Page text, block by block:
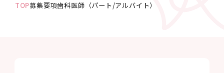
TOP募集要項歯科医師（パート/アルバイト）